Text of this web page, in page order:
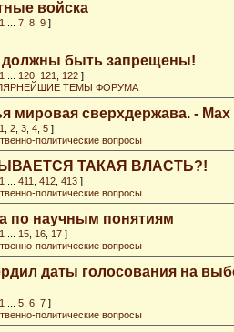
войска
1 7 8 9 ]
должны быть запрещены!
1 120 121 122 ]
ТЕМЫ ФОРУМА
мировая сверхдержава. - Max
1 2 3 4 5 ]
политические вопросы
ТАКАЯ ВЛАСТЬ?!
1 411 412 413 ]
политические вопросы
по научным понятиям
1 15 16 17 ]
политические вопросы
даты голосования на
1 5 6 7 ]
политические вопросы